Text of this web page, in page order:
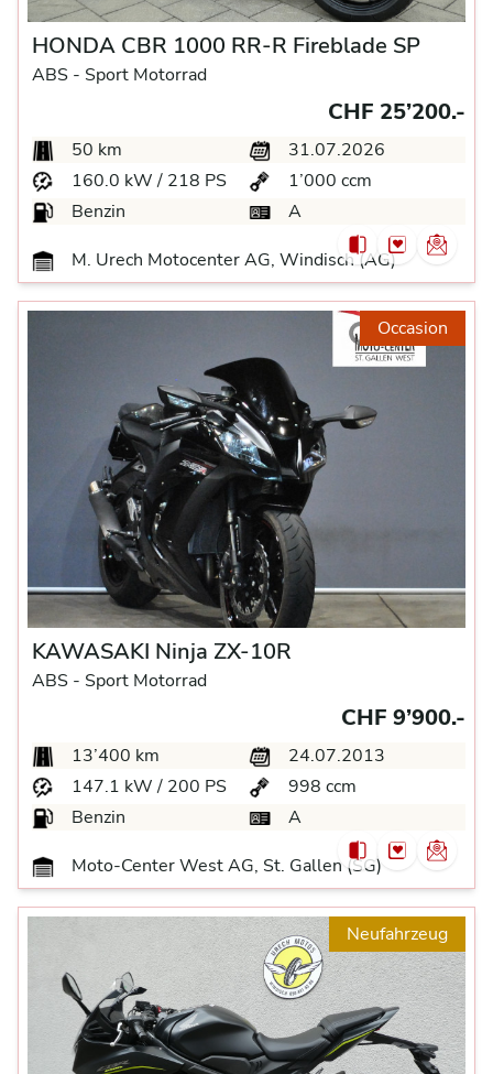
HONDA CBR 1000 RR-R Fireblade SP
ABS - Sport Motorrad
CHF 25’200.-
50 km
31.07.2026
160.0 kW / 218 PS
1’000 ccm
Benzin
A
M. Urech Motocenter AG, Windisch (AG)
Occasion
KAWASAKI Ninja ZX-10R
ABS - Sport Motorrad
CHF 9’900.-
13’400 km
24.07.2013
147.1 kW / 200 PS
998 ccm
Benzin
A
Moto-Center West AG, St. Gallen (SG)
Neufahrzeug